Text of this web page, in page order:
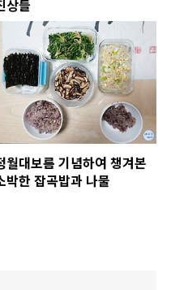
상들
월대보름 기념하여 챙겨본
박한 잡곡밥과 나물